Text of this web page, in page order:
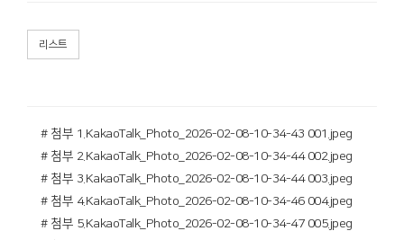
리스트
# 첨부 1.KakaoTalk_Photo_2026-02-08-10-34-43 001.jpeg
# 첨부 2.KakaoTalk_Photo_2026-02-08-10-34-44 002.jpeg
# 첨부 3.KakaoTalk_Photo_2026-02-08-10-34-44 003.jpeg
# 첨부 4.KakaoTalk_Photo_2026-02-08-10-34-46 004.jpeg
# 첨부 5.KakaoTalk_Photo_2026-02-08-10-34-47 005.jpeg